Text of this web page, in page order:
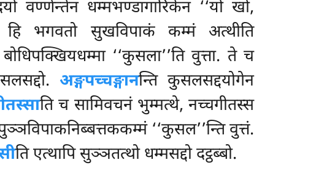
वण्णेन्तेन धम्मभण्डागारिकेन ‘‘यो खो,
हि भगवतो सुखविपाकं कम्मं अत्थीति
‘‘कुसला’’ति वुत्ता. ते च
अङ्गपच्चङ्गानन्ति कुसलसद्दयोगेन
ति च सामिवचनं भुम्मत्थे, नच्चगीतस्स
‘‘कुसल’’न्ति वुत्तं.
ति एत्थापि सुञ्ञतत्थो धम्मसद्दो दट्ठब्बो.